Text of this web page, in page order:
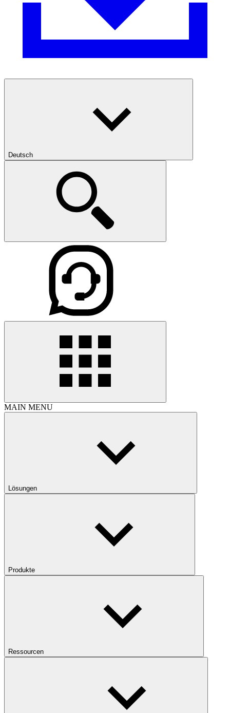
Deutsch
MAIN MENU
Lösungen
Produkte
Ressourcen